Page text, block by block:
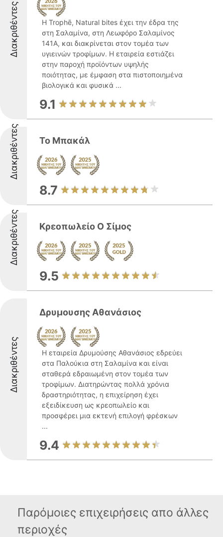
Διακριθέντες
Η Trophē, Natural bites έχει την έδρα της
στη Σαλαμίνα, στη Λεωφόρο Σαλαμίνος
141Α, και διακρίνεται στον τομέα των
υγιεινών τροφίμων. Η εταιρεία εστιάζει
στην παροχή προϊόντων υψηλής
ποιότητας, με έμφαση στα πιστοποιημένα
βιολογικά και φυσικά ...
9.1
Διακριθέντες Το Μπακάλ
8.7
Διακριθέντες Κρεοπωλείο Ο Σίμος
9.5
Διακριθέντες
Δρυμουσης Αθανάσιος
Η εταιρεία Δρυμούσης Αθανάσιος εδρεύει
στα Παλούκια στη Σαλαμίνα και είναι
σταθερά εδραιωμένη στον τομέα των
τροφίμων. Διατηρώντας πολλά χρόνια
δραστηριότητας, η επιχείρηση έχει
εξειδίκευση ως κρεοπωλείο και
προσφέρει μια εκτενή επιλογή φρέσκων
...
9.4
Παρόμοιες επιχειρήσεις απο άλλες
περιοχές